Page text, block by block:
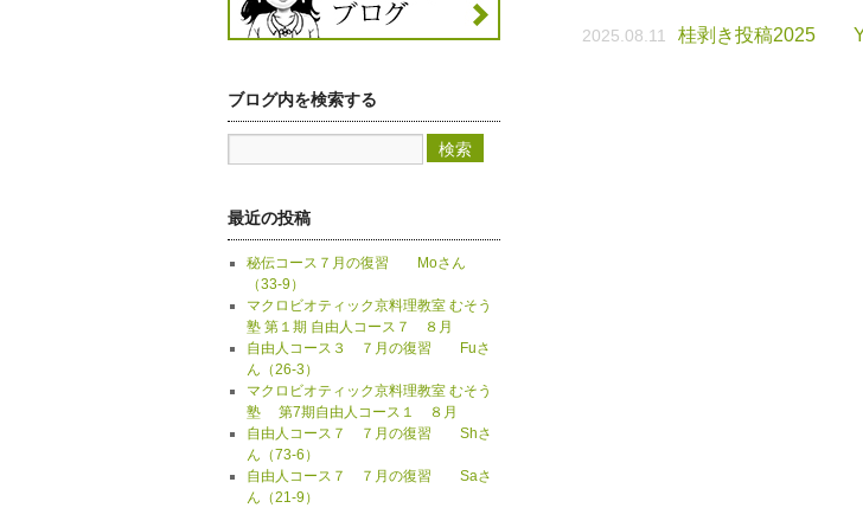
2025.08.11 桂剥き投稿2025 Ya
ブログ内を検索する
最近の投稿
秘伝コース７月の復習 Moさん
（33-9）
マクロビオティック京料理教室 むそう
塾 第１期 自由人コース７ ８月
自由人コース３ ７月の復習 Fuさ
ん（26-3）
マクロビオティック京料理教室 むそう
塾 第7期自由人コース１ ８月
自由人コース７ ７月の復習 Shさ
ん（73-6）
自由人コース７ ７月の復習 Saさ
ん（21-9）